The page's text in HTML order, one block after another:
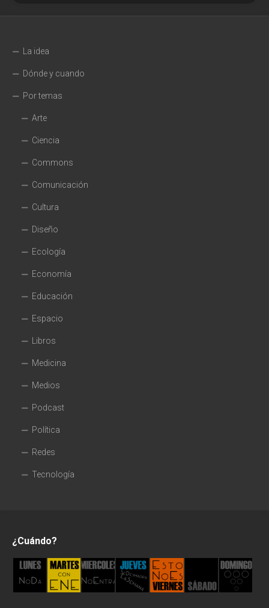
La idea
Dónde y cuando
Por temas
Arte
Ciencia
Commons
Comunicación
Cultura
Diseño
Ecología
Economía
Educación
Espacio
Libros
Medicina
Medios
Podcast
Política
Redes
Tecnología
¿Cuándo?